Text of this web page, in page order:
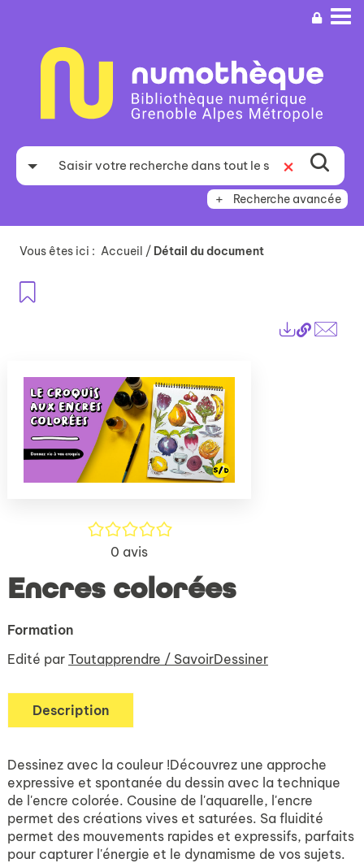
recherche
Recherche avancée
Vous êtes ici : Accueil / Détail du document
Lien
/5
0 avis
Encres colorées
Formation
Edité par Toutapprendre / SavoirDessiner
Description
Dessinez avec la couleur !Découvrez une approche
expressive et spontanée du dessin avec la technique
de l'encre colorée. Cousine de l'aquarelle, l'encre
permet des créations vives et saturées. Sa fluidité
permet des mouvements rapides et expressifs, parfaits
pour capturer l'énergie et le dynamisme de vos sujets.